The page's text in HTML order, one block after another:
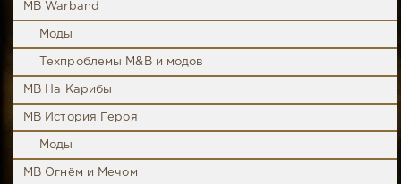
MB Warband
Моды
Техпроблемы M&B и модов
MB На Карибы
MB История Героя
Моды
MB Огнём и Мечом